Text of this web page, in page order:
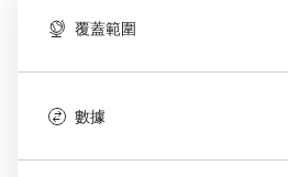
覆蓋範圍
數據